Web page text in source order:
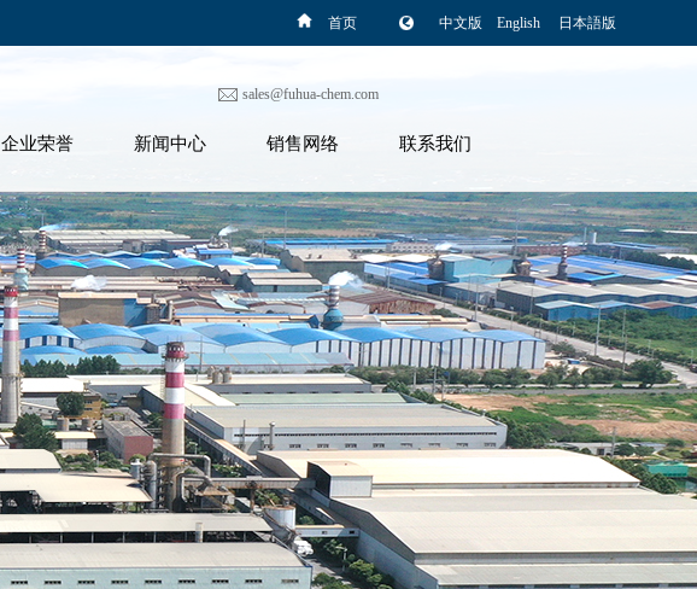
中文版 English 日本語版
首页
sales@fuhua-chem.com
企业荣誉 新闻中心 销售网络 联系我们